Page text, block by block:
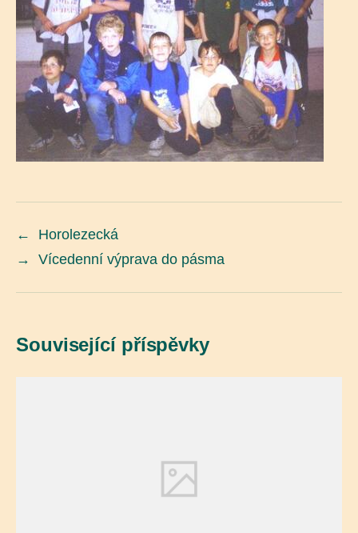
←
Horolezecká
→
Vícedenní výprava do pásma
Související příspěvky